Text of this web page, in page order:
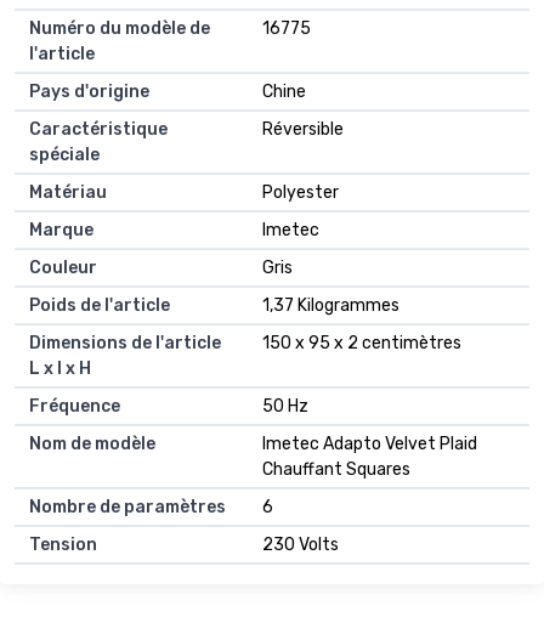
Numéro du modèle de
l'article
16775
Pays d'origine
Chine
Caractéristique
spéciale
Réversible
Matériau
Polyester
Marque
Imetec
Couleur
Gris
Poids de l'article
1,37 Kilogrammes
Dimensions de l'article
L x l x H
150 x 95 x 2 centimètres
Fréquence
50 Hz
Nom de modèle
Imetec Adapto Velvet Plaid
Chauffant Squares
Nombre de paramètres
6
Tension
230 Volts